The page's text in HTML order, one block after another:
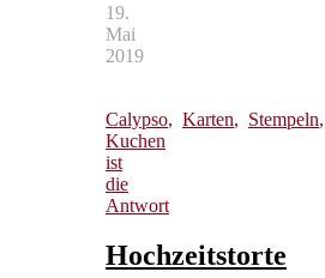
19.
Mai
2019
Calypso, Karten, Stempeln,
Kuchen
ist
die
Antwort
Hochzeitstorte